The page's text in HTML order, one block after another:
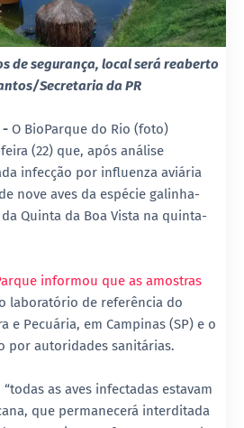
de segurança, local será reaberto
Secretaria da PR
- O BioParque do Rio (foto)
(22) que, após análise
infecção por influenza aviária
nove aves da espécie galinha-
Quinta da Boa Vista na quinta-
informou que as amostras
laboratório de referência do
e Pecuária, em Campinas (SP) e o
por autoridades sanitárias.
as aves infectadas estavam
que permanecerá interditada